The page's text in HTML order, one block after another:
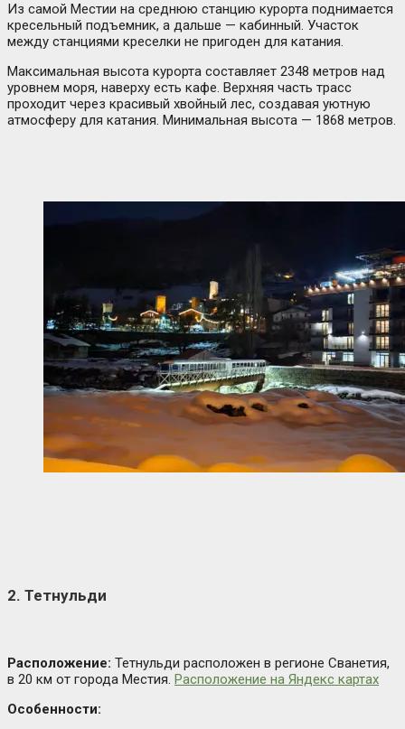
Из самой Местии на среднюю станцию курорта поднимается
кресельный подъемник, а дальше — кабинный. Участок
между станциями креселки не пригоден для катания.
Максимальная высота курорта составляет 2348 метров над
уровнем моря, наверху есть кафе. Верхняя часть трасс
проходит через красивый хвойный лес, создавая уютную
атмосферу для катания. Минимальная высота — 1868 метров.
2. Тетнульди
Расположение: Тетнульди расположен в регионе Сванетия,
в 20 км от города Местия. Расположение на Яндекс картах
Особенности: